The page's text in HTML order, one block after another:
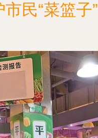
市民“菜篮子”